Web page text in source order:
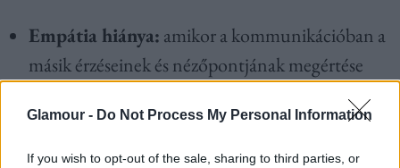
Glamour - Do Not Process My Personal Information
If you wish to opt-out of the sale, sharing to third parties, or
Empátia hiánya: amikor a kommunikációban a
másik érzéseinek és nézőpontjának megértése
Túlzott általánosítás:amikor nem kötődik
konkrét szituációhoz a megjegyzés, hanem